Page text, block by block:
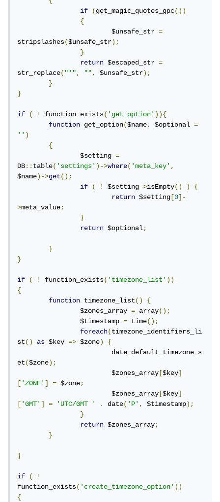
if
(get_magic_quotes_gpc())
{
			$unsafe_str
=
stripslashes($unsafe_str);
}
return $escaped_str =
str_replace("'", "", $unsafe_str);
}
}
if ( ! function_exists('get_option')){
function get_option($name, $optional =
'')
{
		$setting
=
DB::table('settings')->where('meta_key',
$name)->get();
if
( ! $setting->isEmpty() )
{
return $setting [0]-
>meta_value;
}
return $optional;
}
}
if ( ! function_exists('timezone_list'))
{
function timezone_list()
{
		$zones_array
= array();
		$timestamp
= time();
foreach(timezone_identifiers_li
st() as $key => $zone)
{
			date_default_timezone_s
et($zone);
			$zones_array
[$key]
['ZONE'] = $zone;
			$zones_array
[$key]
['GMT'] = 'UTC/GMT ' . date('P', $timestamp);
}
return $zones_array;
}
}
if (
!
function_exists('create_timezone_option'))
{